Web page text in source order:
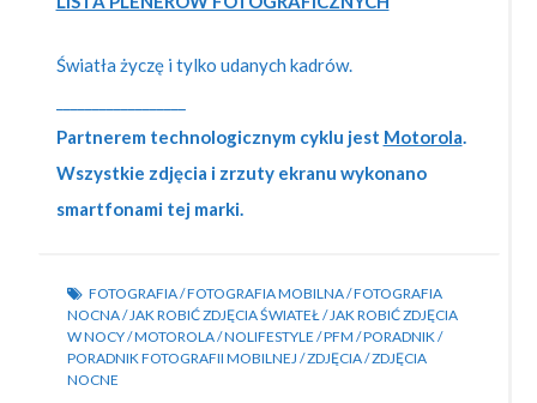
Światła życzę i tylko udanych kadrów.
Partnerem technologicznym cyklu jest Motorola.
Wszystkie zdjęcia i zrzuty ekranu wykonano
smartfonami tej marki.
FOTOGRAFIA/FOTOGRAFIA MOBILNA/FOTOGRAFIA
NOCNA/ JAK ROBIĆ ZDJĘCIA ŚWIATEŁ / JAK ROBIĆ ZDJĘCIA
W NOCY/MOTOROLA/NOLIFESTYLE /PFM /PORADNIK /
PORADNIK FOTOGRAFII MOBILNEJ /ZDJĘCIA/ZDJĘCIA
NOCNE